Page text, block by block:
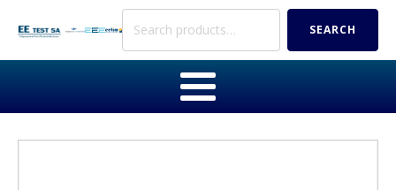
Search
SEARCH